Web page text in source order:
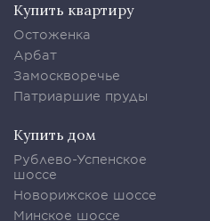
Купить квартиру
Остоженка
Арбат
Замоскворечье
Патриаршие пруды
Купить дом
Рублево-Успенское
шоссе
Новорижское шоссе
Минское шоссе